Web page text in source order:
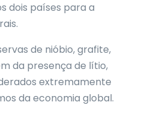
dois países para a
de nióbio, grafite,
da presença de lítio,
extremamente
da economia global.